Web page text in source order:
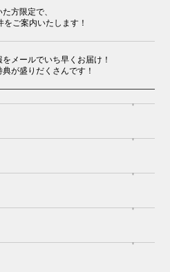
方限定で、
をご案内いたします！
メールでいち早くお届け！
が盛りだくさんです！